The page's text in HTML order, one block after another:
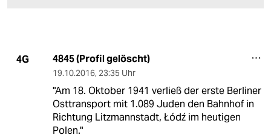
4G 4845 (Profil gelöscht)
19.10.2016, 23:35 Uhr
"Am 18. Oktober 1941 verließ der erste Berliner
Osttransport mit 1.089 Juden den Bahnhof in
Richtung Litzmannstadt, Łódź im heutigen
Polen."